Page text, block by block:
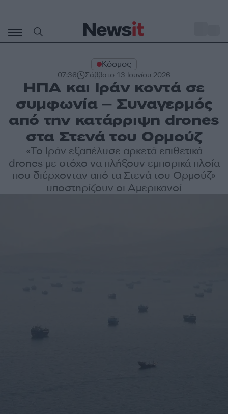
περιεχόμενο
Κόσμος
07:36 Σάββατο 13 Ιουνίου 2026
ΗΠΑ και Ιράν κοντά σε
συμφωνία – Συναγερμός
από την κατάρριψη drones
στα Στενά του Ορμούζ
«Το Ιράν εξαπέλυσε αρκετά επιθετικά
drones με στόχο να πλήξουν εμπορικά πλοία
που διέρχονταν από τα Στενά του Ορμούζ»
υποστηρίζουν οι Αμερικανοί